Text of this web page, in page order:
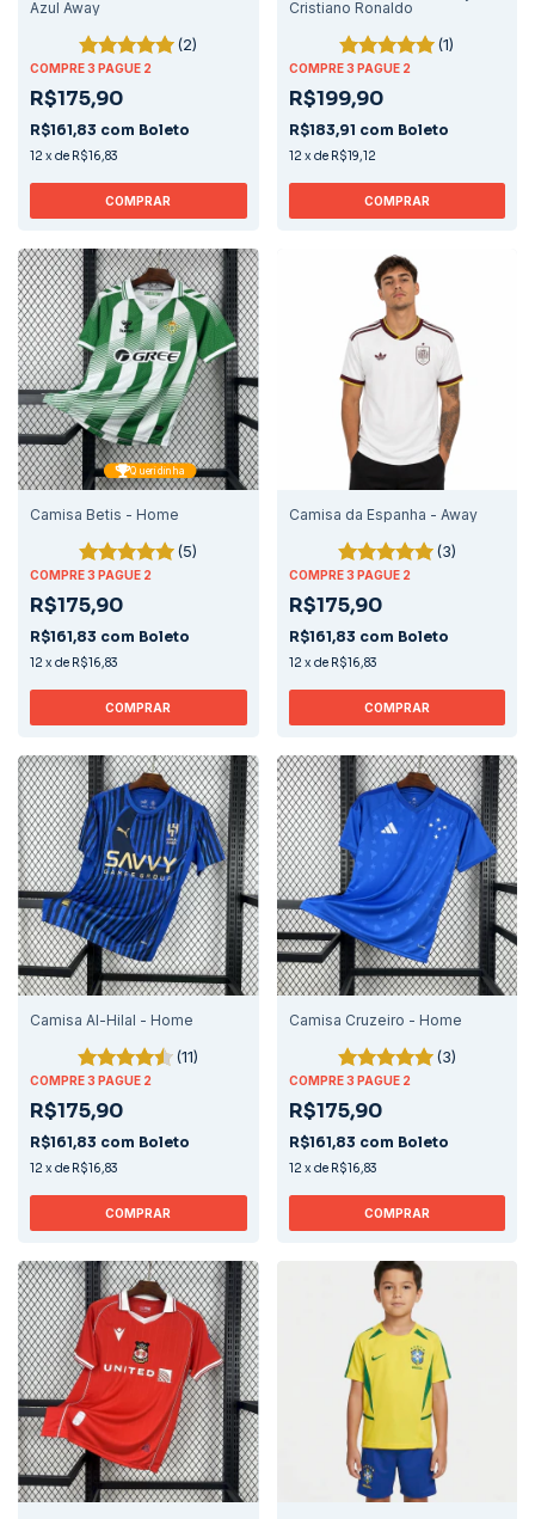
Azul Away
(2)
COMPRE 3 PAGUE 2
R$175,90
R$161,83 com Boleto
12 xde R$16,83
COMPRAR
Cristiano Ronaldo
(1)
COMPRE 3 PAGUE 2
R$199,90
R$183,91 com Boleto
12 xde R$19,12
COMPRAR
Queridinha
Camisa Betis - Home
(5)
COMPRE 3 PAGUE 2
R$175,90
R$161,83 com Boleto
12 x de R$16,83
COMPRAR
Camisa da Espanha - Away
(3)
COMPRE 3 PAGUE 2
R$175,90
R$161,83 com Boleto
12 x de R$16,83
COMPRAR
Camisa Al-Hilal - Home
(11)
COMPRE 3 PAGUE 2
R$175,90
R$161,83 com Boleto
12 xde R$16,83
COMPRAR
Camisa Cruzeiro - Home
(3)
COMPRE 3 PAGUE 2
R$175,90
R$161,83 com Boleto
12 xde R$16,83
COMPRAR